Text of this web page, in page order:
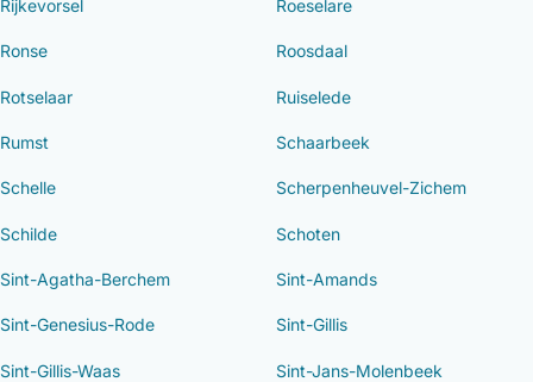
Rijkevorsel Roeselare
Ronse Roosdaal
Rotselaar Ruiselede
Rumst Schaarbeek
Schelle Scherpenheuvel-Zichem
Schilde Schoten
Sint-Agatha-Berchem Sint-Amands
Sint-Genesius-Rode Sint-Gillis
Sint-Gillis-Waas Sint-Jans-Molenbeek